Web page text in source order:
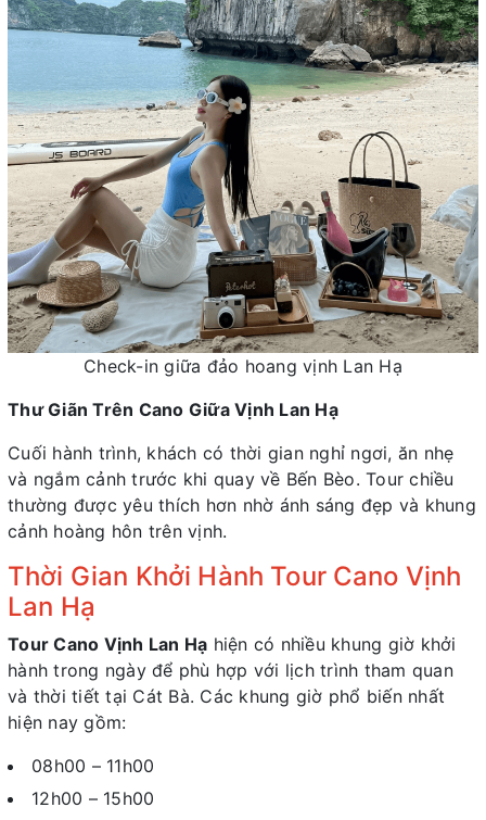
Check-in giữa đảo hoang vịnh Lan Hạ
Thư Giãn Trên Cano Giữa Vịnh Lan Hạ
Cuối hành trình, khách có thời gian nghỉ ngơi, ăn nhẹ
và ngắm cảnh trước khi quay về Bến Bèo. Tour chiều
thường được yêu thích hơn nhờ ánh sáng đẹp và khung
cảnh hoàng hôn trên vịnh.
Thời Gian Khởi Hành Tour Cano Vịnh
Lan Hạ
Tour Cano Vịnh Lan Hạ hiện có nhiều khung giờ khởi
hành trong ngày để phù hợp với lịch trình tham quan
và thời tiết tại Cát Bà. Các khung giờ phổ biến nhất
hiện nay gồm:
08h00 – 11h00
12h00 – 15h00